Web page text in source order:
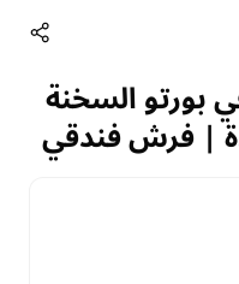
أكوا بارك الجديدة | فرش فندقي
بورتو
بورتو السخنة
| فرش فندقي